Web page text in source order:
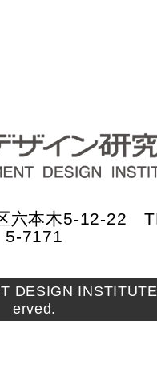
六本木5-12-22
5-7171
DESIGN
erved.